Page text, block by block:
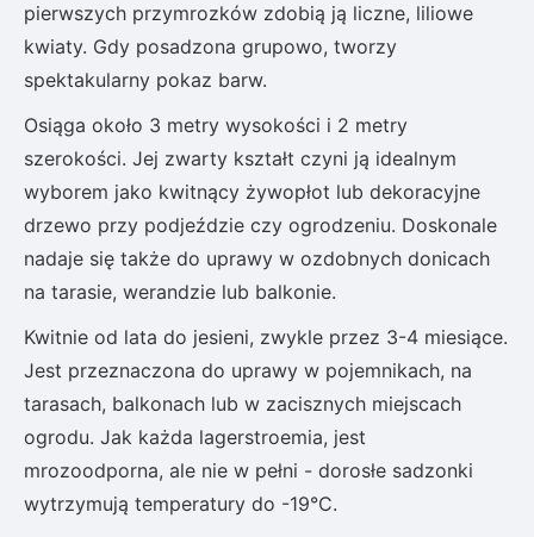
pierwszych przymrozków zdobią ją liczne, liliowe
kwiaty. Gdy posadzona grupowo, tworzy
spektakularny pokaz barw.
Osiąga około 3 metry wysokości i 2 metry
szerokości. Jej zwarty kształt czyni ją idealnym
wyborem jako kwitnący żywopłot lub dekoracyjne
drzewo przy podjeździe czy ogrodzeniu. Doskonale
nadaje się także do uprawy w ozdobnych donicach
na tarasie, werandzie lub balkonie.
Kwitnie od lata do jesieni, zwykle przez 3-4 miesiące.
Jest przeznaczona do uprawy w pojemnikach, na
tarasach, balkonach lub w zacisznych miejscach
ogrodu. Jak każda lagerstroemia, jest
mrozoodporna, ale nie w pełni - dorosłe sadzonki
wytrzymują temperatury do -19°C.